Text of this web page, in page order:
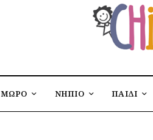
ΜΩΡΟ ΝΗΠΙΟ ΠΑΙΔΙ